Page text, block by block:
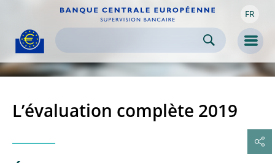
navigation
Skip to
content FR
L’évaluation complète 2019